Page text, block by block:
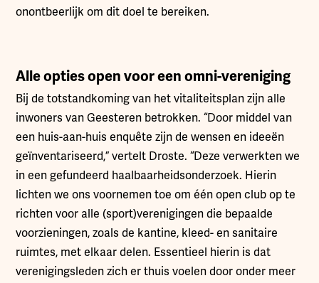
onontbeerlijk om dit doel te bereiken.
Alle opties open voor een omni-vereniging
Bij de totstandkoming van het vitaliteitsplan zijn alle
inwoners van Geesteren betrokken. “Door middel van
een huis-aan-huis enquête zijn de wensen en ideeën
geïnventariseerd,” vertelt Droste. “Deze verwerkten we
in een gefundeerd haalbaarheidsonderzoek. Hierin
lichten we ons voornemen toe om één open club op te
richten voor alle (sport)verenigingen die bepaalde
voorzieningen, zoals de kantine, kleed- en sanitaire
ruimtes, met elkaar delen. Essentieel hierin is dat
verenigingsleden zich er thuis voelen door onder meer